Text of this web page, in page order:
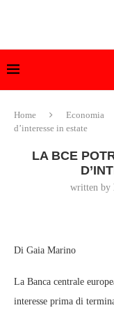
Home Economia
d’interesse in estate
LA BCE
written by
Di Gaia Marino
La Banca centrale
interesse prima di